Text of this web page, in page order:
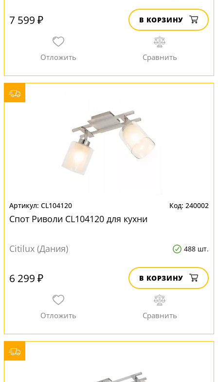
7 599 ₽ В КОРЗИНУ
CL104120 240002
Спот Риволи CL104120 для кухни
Citilux (Дания) 488 шт.
6 299 ₽ В КОРЗИНУ